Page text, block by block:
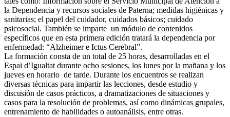
la Dependencia y recursos sociales de Paterna; medidas higiénicas y
sanitarias; el papel del cuidador, cuidados básicos; cuidado
psicosocial. También se imparte un módulo de contenidos
específicos que en esta primera edición tratará la dependencia por
enfermedad: “Alzheimer e Ictus Cerebral”.
La formación consta de un total de 25 horas, desarrolladas en el
Espai d’Igualtat durante ocho sesiones, los lunes por la mañana y los
jueves en horario de tarde. Durante los encuentros se realizan
diversas técnicas para impartir las lecciones, desde estudio y
discusión de casos prácticos, a dramatizaciones de situaciones y
casos para la resolución de problemas, así como dinámicas grupales,
entrenamiento de habilidades o autoanálisis, entre otras.